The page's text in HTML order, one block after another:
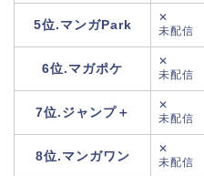
5位.マンガPark
✕
未配信
6位.マガポケ
✕
未配信
7位.ジャンプ＋
✕
未配信
8位.マンガワン
✕
未配信